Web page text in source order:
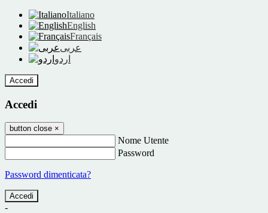
Italiano
English
Français
عربى
اردو
Accedi
Accedi
button close ×
Nome Utente
Password
Password dimenticata?
-